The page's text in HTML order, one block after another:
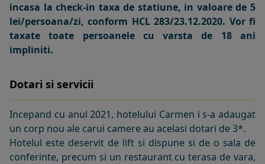
incasa la check-in taxa de statiune, in valoare de 5
lei/persoana/zi, conform HCL 283/23.12.2020. Vor fi
taxate toate persoanele cu varsta de 18 ani
impliniti.
Dotari si servicii
Incepand cu anul 2021, hotelului Carmen i s-a adaugat
un corp nou ale carui camere au acelasi dotari de 3*.
Hotelul este deservit de lift si dispune si de o sala de
conferinte, precum si un restaurant cu terasa de vara,